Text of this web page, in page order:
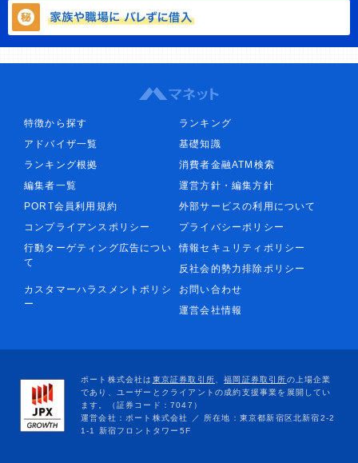
特徴から探す
ランキング
アドバイザ一覧
基礎知識
ランキング根拠
消費者金融ATM検索
編集者一覧
運営方針・編集方針
PORT会員利用規約
外部サービスの利用について
コンプライアンスポリシー
プライバシーポリシー
行動ターゲティング広告につい
て
情報セキュリティポリシー
反社会的勢力排除ポリシー
カスタマーハラスメントポリシ
ー
お問い合わせ
運営会社情報